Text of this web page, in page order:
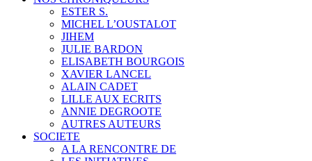
ESTER S.
MICHEL L’OUSTALOT
JIHEM
JULIE BARDON
ELISABETH BOURGOIS
XAVIER LANCEL
ALAIN CADET
LILLE AUX ECRITS
ANNIE DEGROOTE
AUTRES AUTEURS
SOCIETE
A LA RENCONTRE DE